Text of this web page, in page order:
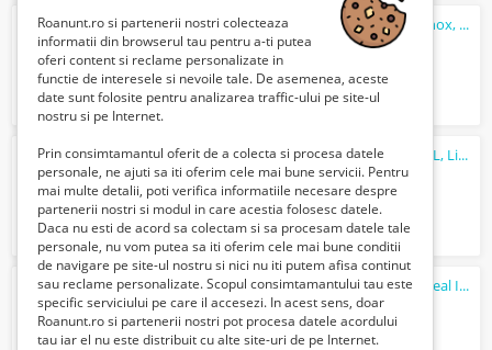
Gratar pe gaz cu suprafata striata, Ideal Inox, Linia 700
Verifica cu vanzatorul
Gratar cu suprafata striata, Ideal Inox, GPL, Linia 700
Verifica cu vanzatorul
Gratar profesional cu suprafata striata, Ideal Inox, Linia 700 S
1 Lei
Roanunt.ro si partenerii nostri colecteaza
informatii din browserul tau pentru a-ti putea
oferi content si reclame personalizate in
functie de interesele si nevoile tale. De asemenea, aceste
date sunt folosite pentru analizarea traffic-ului pe site-ul
nostru si pe Internet.
Prin consimtamantul oferit de a colecta si procesa datele
personale, ne ajuti sa iti oferim cele mai bune servicii. Pentru
mai multe detalii, poti verifica informatiile necesare despre
partenerii nostri si modul in care acestia folosesc datele.
Daca nu esti de acord sa colectam si sa procesam datele tale
personale, nu vom putea sa iti oferim cele mai bune conditii
de navigare pe site-ul nostru si nici nu iti putem afisa continut
sau reclame personalizate. Scopul consimtamantului tau este
specific serviciului pe care il accesezi. In acest sens, doar
Roanunt.ro si partenerii nostri pot procesa datele acordului
tau iar el nu este distribuit cu alte site-uri de pe Internet.